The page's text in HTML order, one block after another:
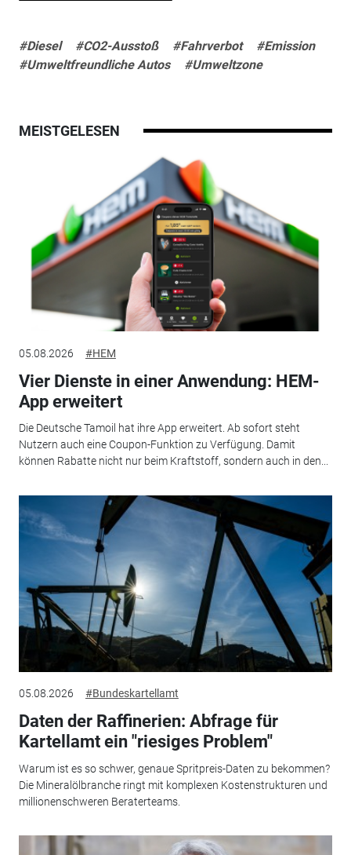
#Diesel #CO2-Ausstoß #Fahrverbot
#Emission
#Umweltfreundliche Autos
#Umweltzone
MEISTGELESEN
05.08.2026 #HEM
Vier Dienste in einer Anwendung: HEM-
App erweitert
Die Deutsche Tamoil hat ihre App erweitert. Ab sofort steht
Nutzern auch eine Coupon-Funktion zu Verfügung. Damit
können Rabatte nicht nur beim Kraftstoff, sondern auch in den...
05.08.2026 #Bundeskartellamt
Daten der Raffinerien: Abfrage für
Kartellamt ein "riesiges Problem"
Warum ist es so schwer, genaue Spritpreis-Daten zu bekommen?
Die Mineralölbranche ringt mit komplexen Kostenstrukturen und
millionenschweren Beraterteams.